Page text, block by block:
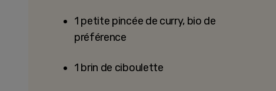
1 petite pincée de curry, bio de
préférence
1 brin de ciboulette